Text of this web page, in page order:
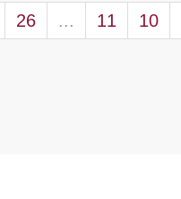
10
11
...
26